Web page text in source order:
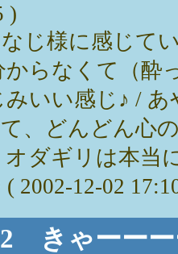
)
じ様に感じて
らなくて（酔
いい感じ♪ / あ
、どんどん心
オダギリは本当
2002-12-02
きゃーー